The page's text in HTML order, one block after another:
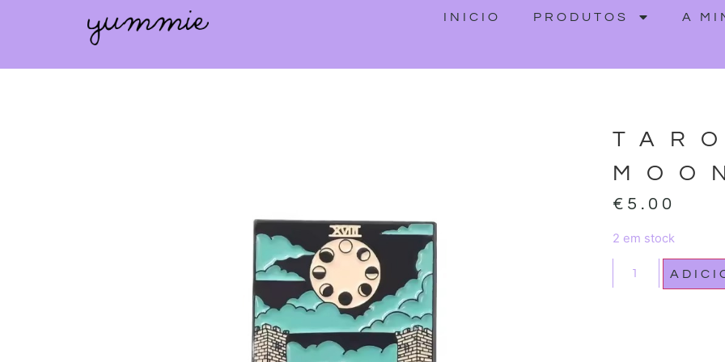
INICIO PRODUTOS A
€ 5.00
2 em stock